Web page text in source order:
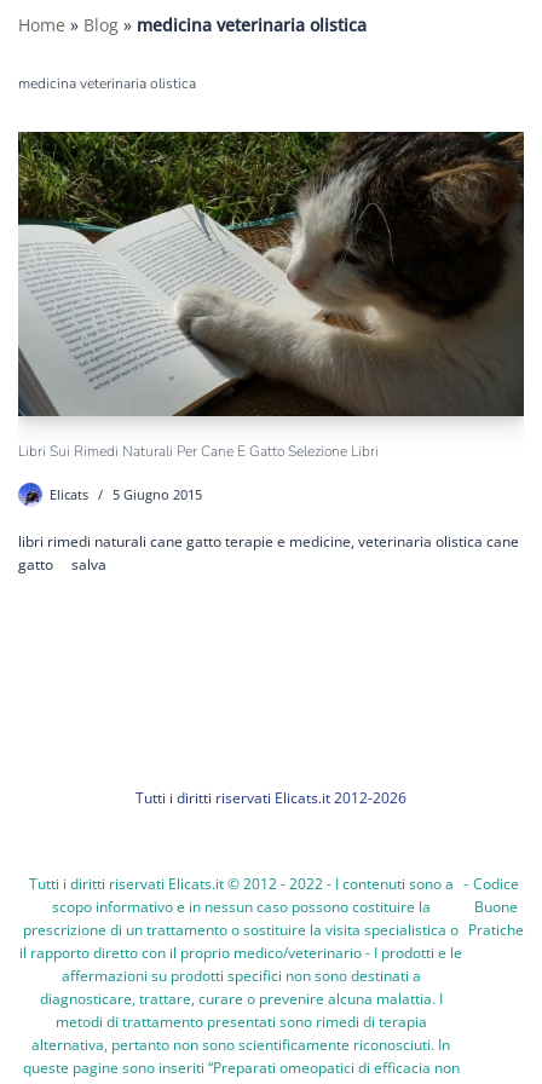
Home » Blog » medicina veterinaria olistica
medicina veterinaria olistica
Libri Sui Rimedi Naturali Per Cane E Gatto Selezione Libri
Elicats 5 Giugno 2015
libri rimedi naturali cane gatto terapie e medicine, veterinaria olistica cane
gatto salva
Tutti i diritti riservati Elicats.it 2012-2026
Tutti i diritti riservati Elicats.it © 2012 - 2022 - I contenuti sono a
scopo informativo e in nessun caso possono costituire la
prescrizione di un trattamento o sostituire la visita specialistica o
il rapporto diretto con il proprio medico/veterinario - I prodotti e le
affermazioni su prodotti specifici non sono destinati a
diagnosticare, trattare, curare o prevenire alcuna malattia. I
metodi di trattamento presentati sono rimedi di terapia
alternativa, pertanto non sono scientificamente riconosciuti. In
queste pagine sono inseriti “Preparati omeopatici di efficacia non
- Codice
Buone
Pratiche